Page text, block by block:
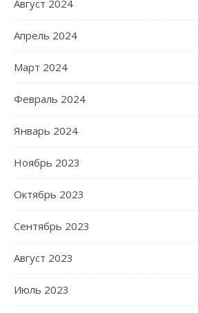
Август 2024
Апрель 2024
Март 2024
Февраль 2024
Январь 2024
Ноябрь 2023
Октябрь 2023
Сентябрь 2023
Август 2023
Июль 2023